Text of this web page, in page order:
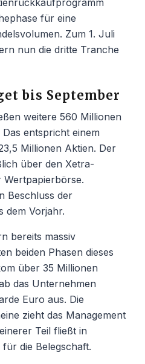
für eine
Zum 1. Juli
nun die dritte Tranche
bis September
weitere 560 Millionen
entspricht einem
Millionen Aktien. Der
über den Xetra-
Beschluss der
dem Vorjahr.
bereits massiv
beiden Phasen dieses
über 35 Millionen
das Unternehmen
Euro aus. Die
zieht das Management
Teil fließt in
die Belegschaft.